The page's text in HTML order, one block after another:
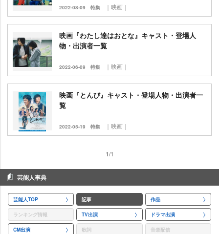
2022-08-09 特集 ｜映画｜
映画『わたし達はおとな』キャスト・登場人
物・出演者一覧
2022-06-09 特集 ｜映画｜
映画『とんび』キャスト・登場人物・出演者一
覧
2022-05-19 特集 ｜映画｜
1/1
芸能人事典
芸能人TOP 記事 作品
ランキング情報 TV出演 ドラマ出演
CM出演 歌詞 音楽配信